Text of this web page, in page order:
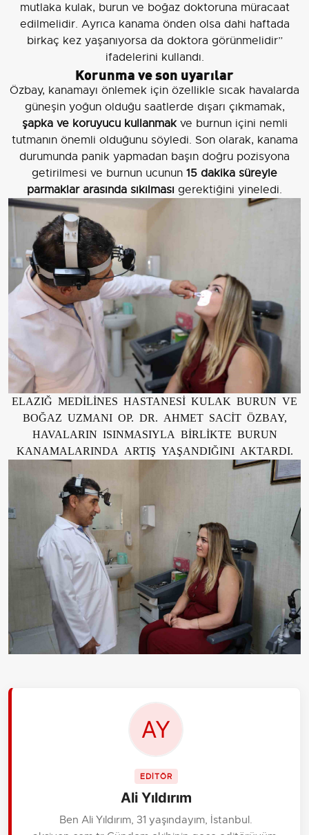
mutlaka kulak, burun ve boğaz doktoruna müracaat
edilmelidir. Ayrıca kanama önden olsa dahi haftada
birkaç kez yaşanıyorsa da doktora görünmelidir”
ifadelerini kullandı.
Korunma ve son uyarılar
Özbay, kanamayı önlemek için özellikle sıcak havalarda
güneşin yoğun olduğu saatlerde dışarı çıkmamak,
şapka ve koruyucu kullanmakve burnun içini nemli
tutmanın önemli olduğunu söyledi. Son olarak, kanama
durumunda panik yapmadan başın doğru pozisyona
getirilmesi ve burnun ucunun 15 dakika süreyle
parmaklar arasında sıkılması gerektiğini yineledi.
ELAZIĞ MEDİLİNES HASTANESİ KULAK BURUN VE
BOĞAZ UZMANI OP. DR. AHMET SACİT ÖZBAY,
HAVALARIN ISINMASIYLA BİRLİKTE BURUN
KANAMALARINDA ARTIŞ YAŞANDIĞINI AKTARDI.
EDİTÖR
Ali Yıldırım
Ben Ali Yıldırım, 31 yaşındayım, İstanbul.